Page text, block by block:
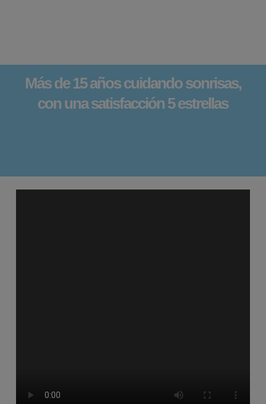
Más de 15 años cuidando sonrisas,
con una satisfacción 5 estrellas